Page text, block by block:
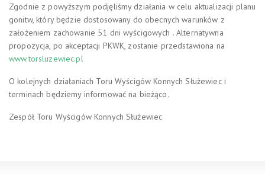
Zgodnie z powyższym podjęliśmy działania w celu aktualizacji planu
gonitw, który będzie dostosowany do obecnych warunków z
założeniem zachowanie 51 dni wyścigowych . Alternatywna
propozycja, po akceptacji PKWK, zostanie przedstawiona na
www.torsluzewiec.pl
O kolejnych działaniach Toru Wyścigów Konnych Służewiec i
terminach będziemy informować na bieżąco.
Zespół Toru Wyścigów Konnych Służewiec